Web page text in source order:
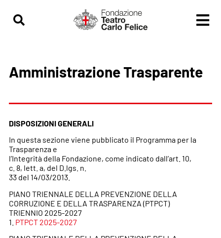
Amministrazione Trasparente
DISPOSIZIONI GENERALI
In questa sezione viene pubblicato il Programma per la
Trasparenza e
l’Integrità della Fondazione, come indicato dall’art. 10,
c. 8, lett. a, del D.lgs. n.
33 del 14/03/2013.
PIANO TRIENNALE DELLA PREVENZIONE DELLA
CORRUZIONE E DELLA TRASPARENZA (PTPCT)
TRIENNIO 2025-2027
1. PTPCT 2025-2027